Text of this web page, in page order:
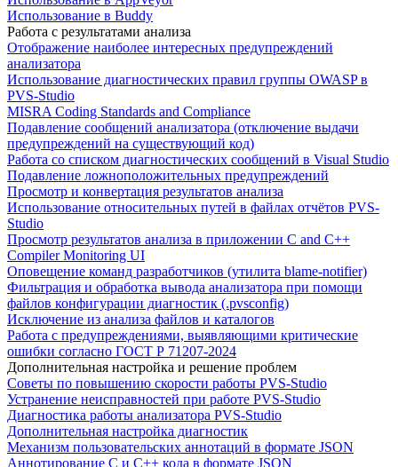
Использование в Buddy
Работа с результатами анализа
Отображение наиболее интересных предупреждений
анализатора
Использование диагностических правил группы OWASP в
PVS-Studio
MISRA Coding Standards and Compliance
Подавление сообщений анализатора (отключение выдачи
предупреждений на существующий код)
Работа со списком диагностических сообщений в Visual Studio
Подавление ложноположительных предупреждений
Просмотр и конвертация результатов анализа
Использование относительных путей в файлах отчётов PVS-
Studio
Просмотр результатов анализа в приложении C and C++
Compiler Monitoring UI
Оповещение команд разработчиков (утилита blame-notifier)
Фильтрация и обработка вывода анализатора при помощи
файлов конфигурации диагностик (.pvsconfig)
Исключение из анализа файлов и каталогов
Работа с предупреждениями, выявляющими критические
ошибки согласно ГОСТ Р 71207-2024
Дополнительная настройка и решение проблем
Советы по повышению скорости работы PVS-Studio
Устранение неисправностей при работе PVS-Studio
Диагностика работы анализатора PVS-Studio
Дополнительная настройка диагностик
Механизм пользовательских аннотаций в формате JSON
Аннотирование C и C++ кода в формате JSON